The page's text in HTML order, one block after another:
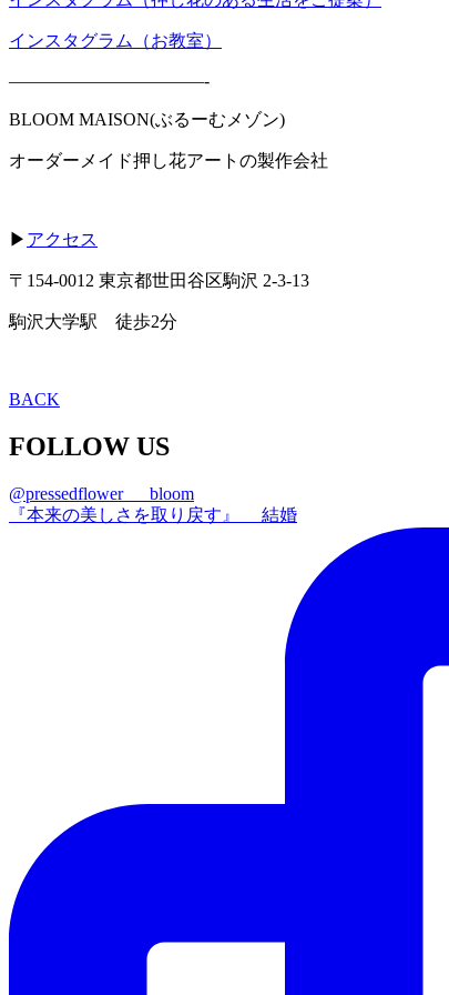
インスタグラム（お教室）
———————————-
BLOOM MAISON(ぶるーむメゾン)
オーダーメイド押し花アートの製作会社
▶ アクセス
〒154-0012 東京都世田谷区駒沢 2-3-13
駒沢大学駅 徒歩2分
BACK
FOLLOW US
@pressedflower___bloom
『本来の美しさを取り戻す』 結婚